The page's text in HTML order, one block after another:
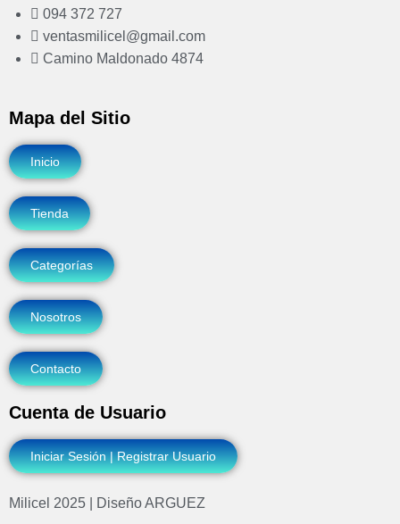
094 372 727
ventasmilicel@gmail.com
Camino Maldonado 4874
Mapa del Sitio
Inicio
Tienda
Categorías
Nosotros
Contacto
Cuenta de Usuario
Iniciar Sesión | Registrar Usuario
Milicel 2025 | Diseño ARGUEZ